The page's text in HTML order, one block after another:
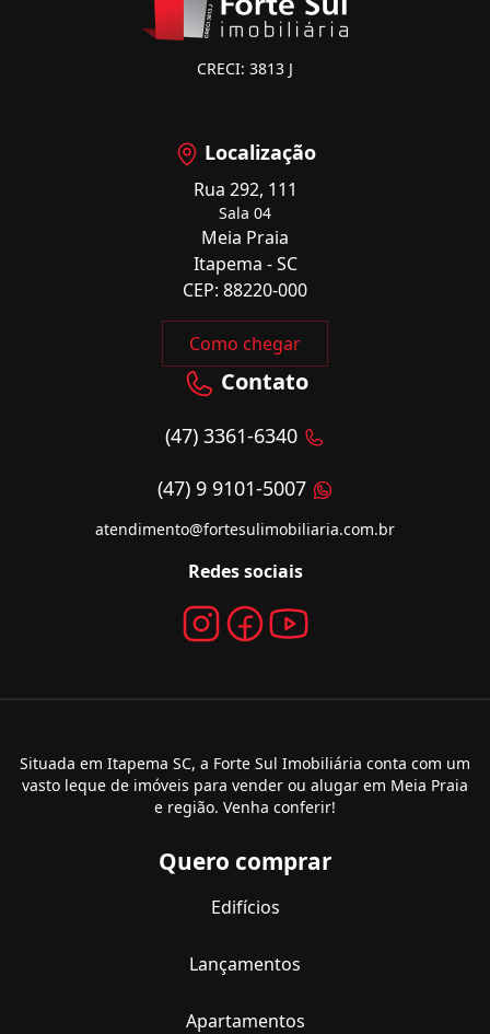
CRECI: 3813 J
Localização
Rua 292, 111
Sala 04
Meia Praia
Itapema - SC
CEP: 88220-000
Como chegar
Contato
(47) 3361-6340
(47) 9 9101-5007
atendimento@fortesulimobiliaria.com.br
Redes sociais
Situada em Itapema SC, a Forte Sul Imobiliária conta com um
vasto leque de imóveis para vender ou alugar em Meia Praia
e região. Venha conferir!
Quero comprar
Edifícios
Lançamentos
Apartamentos